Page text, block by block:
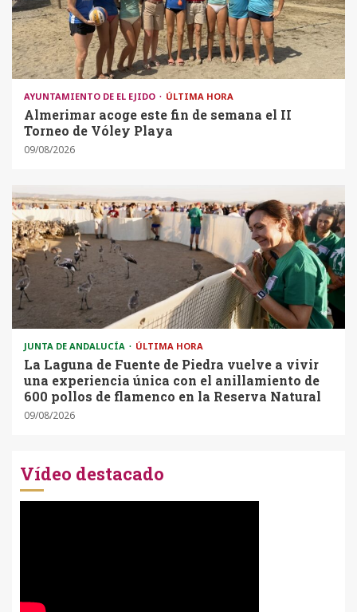
AYUNTAMIENTO DE EL EJIDO ÚLTIMA HORA
Almerimar acoge este fin de semana el II
Torneo de Vóley Playa
09/08/2026
JUNTA DE ANDALUCÍA ÚLTIMA HORA
La Laguna de Fuente de Piedra vuelve a vivir
una experiencia única con el anillamiento de
600 pollos de flamenco en la Reserva Natural
09/08/2026
Vídeo destacado